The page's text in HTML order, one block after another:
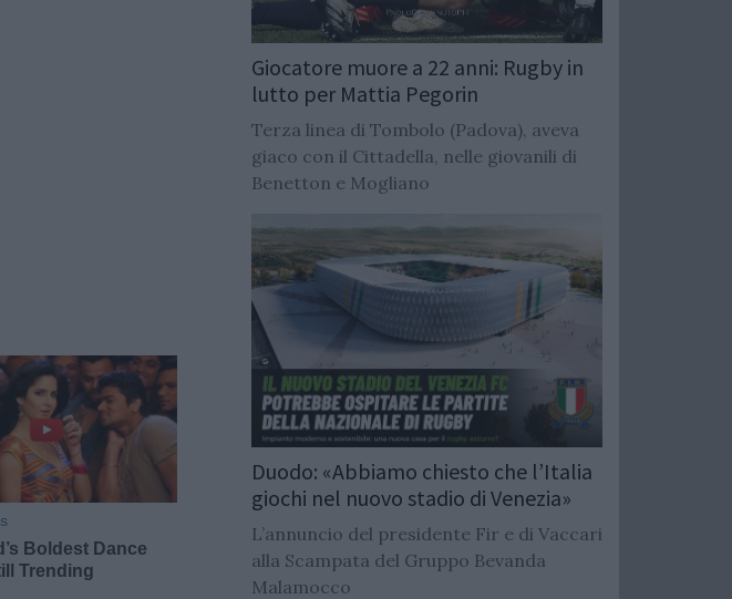
Giocatore muore a 22 anni: Rugby in
lutto per Mattia Pegorin
Terza linea di Tombolo (Padova), aveva
giaco con il Cittadella, nelle giovanili di
Benetton e Mogliano
Duodo: «Abbiamo chiesto che l’Italia
giochi nel nuovo stadio di Venezia»
L’annuncio del presidente Fir e di Vaccari
alla Scampata del Gruppo Bevanda
Malamocco